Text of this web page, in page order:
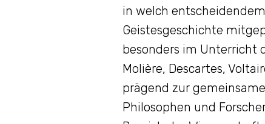
in welch
Geistesgeschichte
besonders im Unterricht
Molière, Descartes,
prägend zur
Philosophen und